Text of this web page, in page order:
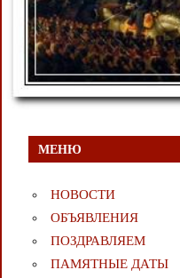
МЕНЮ
НОВОСТИ
ОБЪЯВЛЕНИЯ
ПОЗДРАВЛЯЕМ
ПАМЯТНЫЕ ДАТЫ